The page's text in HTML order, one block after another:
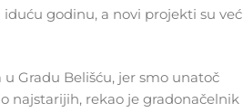
godinu, a novi projekti su već
Gradu Belišću, jer smo unatoč
najstarijih, rekao je gradonačelnik